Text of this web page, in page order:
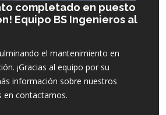
completado en puesto
Equipo BS Ingenieros al
el mantenimiento en
¡Gracias al equipo por su
información sobre nuestros
en contactarnos.